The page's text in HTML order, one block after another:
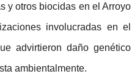
y otros biocidas en el Arroyo
involucradas en el
advirtieron daño genético
ambientalmente.